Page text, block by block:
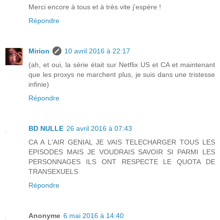
Merci encore à tous et à très vite j'espère !
Répondre
Mirion
10 avril 2016 à 22:17
(ah, et oui, la série était sur Netflix US et CA et maintenant
que les proxys ne marchent plus, je suis dans une tristesse
infinie)
Répondre
BD NULLE 26 avril 2016 à 07:43
CA A L'AIR GENIAL JE VAIS TELECHARGER TOUS LES
EPISODES MAIS JE VOUDRAIS SAVOIR SI PARMI LES
PERSONNAGES ILS ONT RESPECTE LE QUOTA DE
TRANSEXUELS
Répondre
Anonyme 6 mai 2016 à 14:40